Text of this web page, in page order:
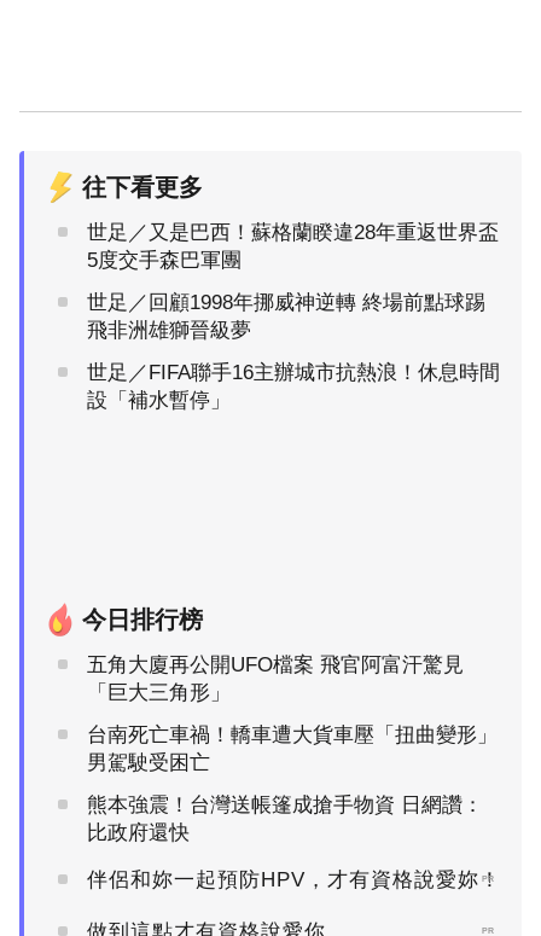
往下看更多
世足／又是巴西！蘇格蘭睽違28年重返世界盃
5度交手森巴軍團
世足／回顧1998年挪威神逆轉 終場前點球踢
飛非洲雄獅晉級夢
世足／FIFA聯手16主辦城市抗熱浪！休息時間
設「補水暫停」
今日排行榜
五角大廈再公開UFO檔案 飛官阿富汗驚見
「巨大三角形」
台南死亡車禍！轎車遭大貨車壓「扭曲變形」
男駕駛受困亡
熊本強震！台灣送帳篷成搶手物資 日網讚：
比政府還快
伴侶和妳一起預防HPV，才有資格說愛妳！
PR
PR